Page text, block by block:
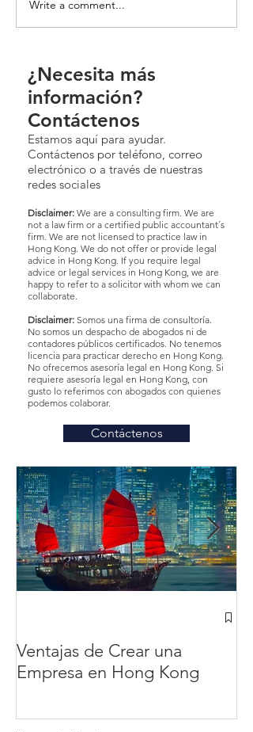
Write a comment...
¿Necesita más
información?
Contáctenos
Estamos aquí para ayudar.
Contáctenos por teléfono, correo
electrónico o a través de nuestras
redes sociales
Disclaimer: We are a consulting firm. We are
not a law firm or a certified public accountant´s
firm. We are not licensed to practice law in
Hong Kong. We do not offer or provide legal
advice in Hong Kong. If you require legal
advice or legal services in Hong Kong, we are
happy to refer to a solicitor with whom we can
collaborate.
Disclaimer: Somos una firma de consultoría.
No somos un despacho de abogados ni de
contadores públicos certificados. No tenemos
licencia para practicar derecho en Hong Kong.
No ofrecemos asesoría legal en Hong Kong. Si
requiere asesoría legal en Hong Kong, con
gusto lo referimos con abogados con quienes
podemos colaborar.
Contáctenos
Ventajas de Crear una
Empresa en Hong Kong